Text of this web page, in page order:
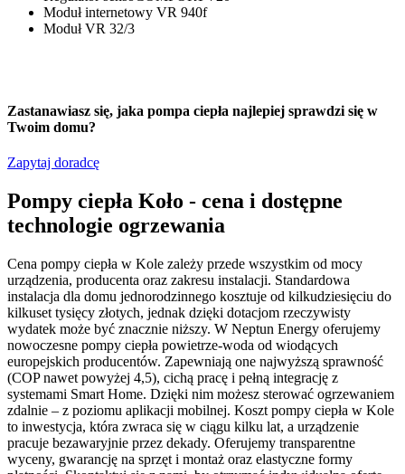
Moduł internetowy VR 940f
Moduł VR 32/3
Zastanawiasz się, jaka pompa ciepła najlepiej sprawdzi się w
Twoim domu?
Zapytaj doradcę
Pompy ciepła Koło - cena i dostępne
technologie ogrzewania
Cena pompy ciepła w Kole zależy przede wszystkim od mocy
urządzenia, producenta oraz zakresu instalacji. Standardowa
instalacja dla domu jednorodzinnego kosztuje od kilkudziesięciu do
kilkuset tysięcy złotych, jednak dzięki dotacjom rzeczywisty
wydatek może być znacznie niższy. W Neptun Energy oferujemy
nowoczesne pompy ciepła powietrze-woda od wiodących
europejskich producentów. Zapewniają one najwyższą sprawność
(COP nawet powyżej 4,5), cichą pracę i pełną integrację z
systemami Smart Home. Dzięki nim możesz sterować ogrzewaniem
zdalnie – z poziomu aplikacji mobilnej. Koszt pompy ciepła w Kole
to inwestycja, która zwraca się w ciągu kilku lat, a urządzenie
pracuje bezawaryjnie przez dekady. Oferujemy transparentne
wyceny, gwarancję na sprzęt i montaż oraz elastyczne formy